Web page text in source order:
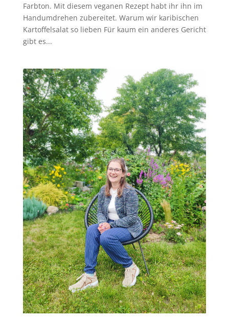
Farbton. Mit diesem veganen Rezept habt ihr ihn im
Handumdrehen zubereitet. Warum wir karibischen
Kartoffelsalat so lieben Für kaum ein anderes Gericht
gibt es...